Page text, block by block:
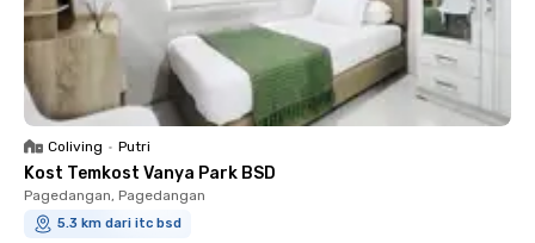
Coliving • Putri
Kost Temkost Vanya Park BSD
Pagedangan, Pagedangan
5.3 km dari itc bsd